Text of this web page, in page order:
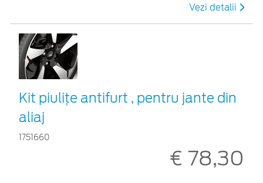
Vezi detalii
Kit piuliţe antifurt , pentru jante din
aliaj
1751660
€ 78,30